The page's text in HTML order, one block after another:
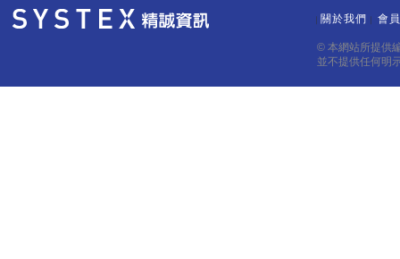
關於我們 會
© 本網站所提供
並不提供任何明